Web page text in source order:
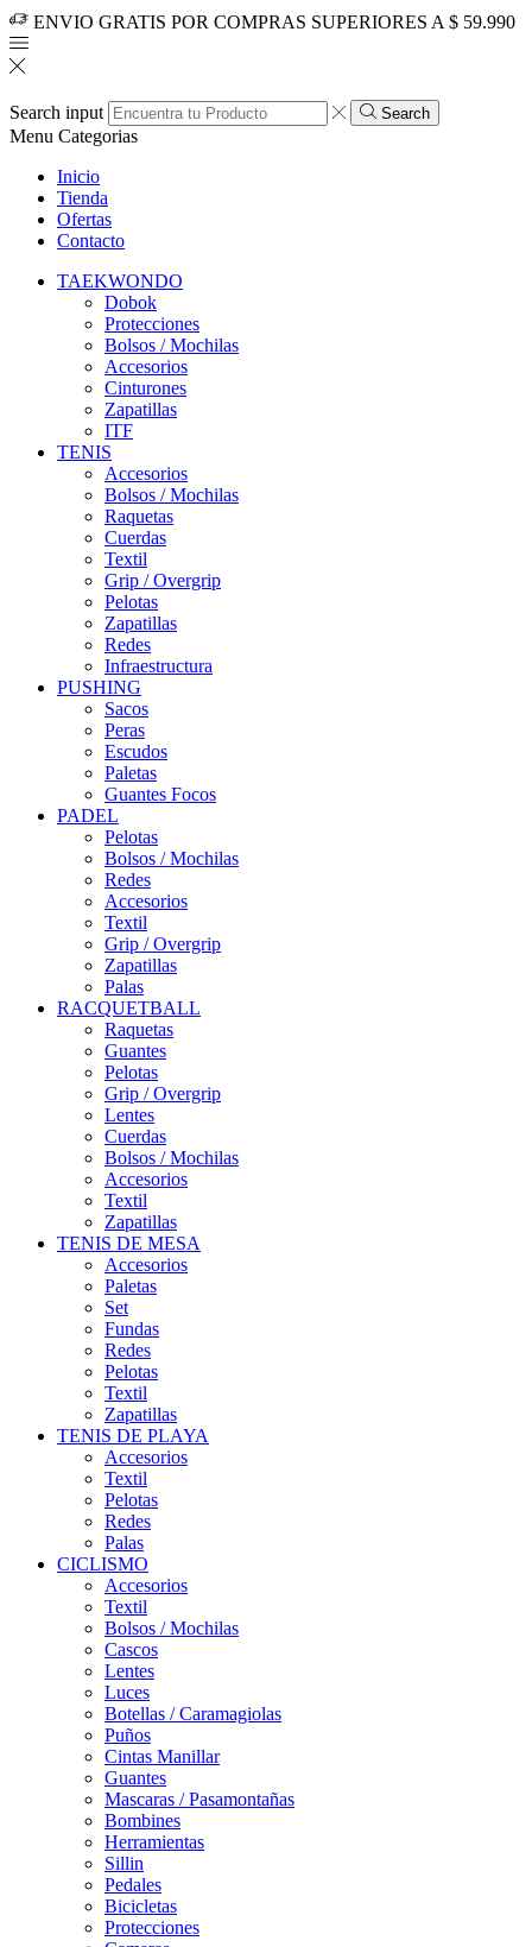
ENVIO GRATIS POR COMPRAS SUPERIORES A $ 59.990
Search input Search
Menu Categorias
Inicio
Tienda
Ofertas
Contacto
TAEKWONDO
Dobok
Protecciones
Bolsos / Mochilas
Accesorios
Cinturones
Zapatillas
ITF
TENIS
Accesorios
Bolsos / Mochilas
Raquetas
Cuerdas
Textil
Grip / Overgrip
Pelotas
Zapatillas
Redes
Infraestructura
PUSHING
Sacos
Peras
Escudos
Paletas
Guantes Focos
PADEL
Pelotas
Bolsos / Mochilas
Redes
Accesorios
Textil
Grip / Overgrip
Zapatillas
Palas
RACQUETBALL
Raquetas
Guantes
Pelotas
Grip / Overgrip
Lentes
Cuerdas
Bolsos / Mochilas
Accesorios
Textil
Zapatillas
TENIS DE MESA
Accesorios
Paletas
Set
Fundas
Redes
Pelotas
Textil
Zapatillas
TENIS DE PLAYA
Accesorios
Textil
Pelotas
Redes
Palas
CICLISMO
Accesorios
Textil
Bolsos / Mochilas
Cascos
Lentes
Luces
Botellas / Caramagiolas
Puños
Cintas Manillar
Guantes
Mascaras / Pasamontañas
Bombines
Herramientas
Sillin
Pedales
Bicicletas
Protecciones